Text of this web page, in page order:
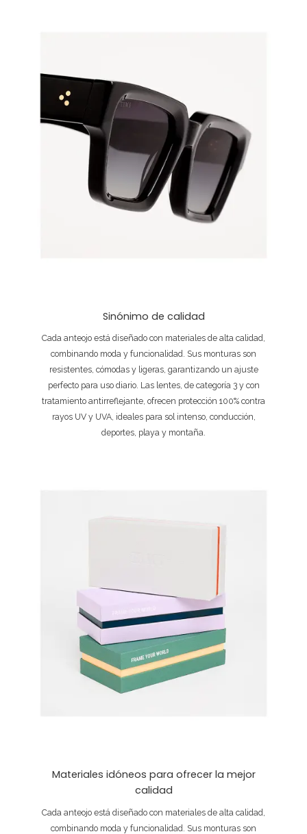
Sinónimo de calidad
Cada anteojo está diseñado con materiales de alta calidad,
combinando moda y funcionalidad. Sus monturas son
resistentes, cómodas y ligeras, garantizando un ajuste
perfecto para uso diario. Las lentes, de categoría 3 y con
tratamiento antirreflejante, ofrecen protección 100% contra
rayos UV y UVA, ideales para sol intenso, conducción,
deportes, playa y montaña.
Materiales idóneos para ofrecer la mejor
calidad
Cada anteojo está diseñado con materiales de alta calidad,
combinando moda y funcionalidad. Sus monturas son